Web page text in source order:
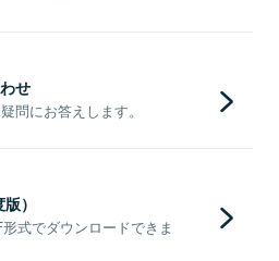
せ
問にお答えします。
）
式でダウンロードできま